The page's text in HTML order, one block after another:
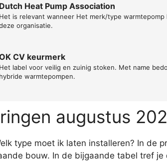
Dutch Heat Pump Association
Het is relevant wanneer Het merk/type warmtepomp
organisatie.
CV keurmerk
Het label voor veilig en zuinig stoken. Met name
hybride warmtepompen.
augustus
type moet ik laten installeren? In de
bouw. In de bijgaande tabel tref je